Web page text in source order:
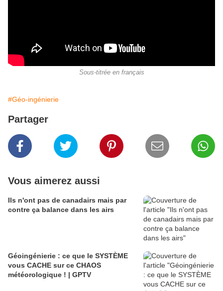
Sous-titrée en français
#Géo-ingénierie
Partager
Vous aimerez aussi
Ils n'ont pas de canadairs mais par
contre ça balance dans les airs
Géoingénierie : ce que le SYSTÈME
vous CACHE sur ce CHAOS
météorologique ! | GPTV